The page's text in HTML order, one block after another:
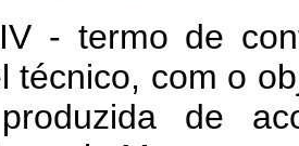
de
técnico, com o
de